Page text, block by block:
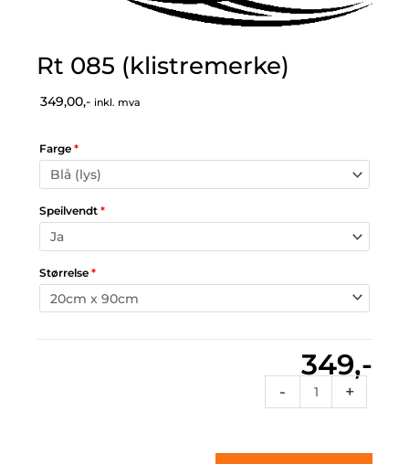
Rt 085 (klistremerke)
349,00,- inkl. mva
Farge *
Speilvendt *
Størrelse *
349,-
-
085
antall
+